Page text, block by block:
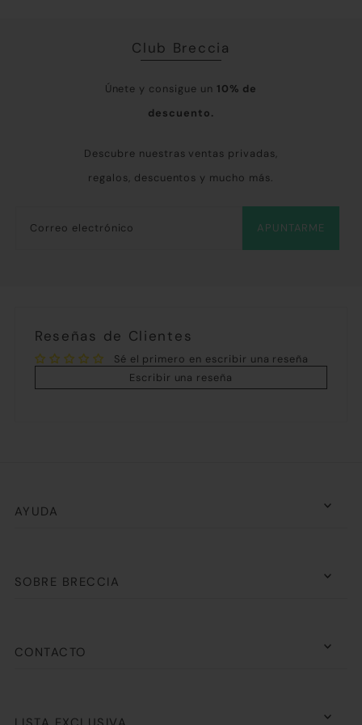
Club Breccia
Únete y consigue un 10% de
descuento.
Descubre nuestras ventas privadas,
regalos, descuentos y mucho más.
APUNTARME
Reseñas de Clientes
Sé el primero en escribir una reseña
Escribir una reseña
AYUDA
SOBRE BRECCIA
CONTACTO